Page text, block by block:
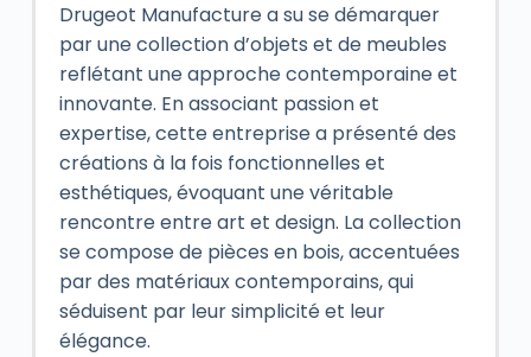
Drugeot Manufacture a su se démarquer
par une collection d’objets et de meubles
reflétant une approche contemporaine et
innovante. En associant passion et
expertise, cette entreprise a présenté des
créations à la fois fonctionnelles et
esthétiques, évoquant une véritable
rencontre entre art et design. La collection
se compose de pièces en bois, accentuées
par des matériaux contemporains, qui
séduisent par leur simplicité et leur
élégance.